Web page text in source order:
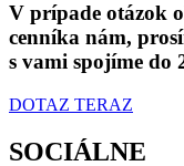
V prípade otázok
cenníka nám,
s vami spojíme do
DOTAZ TERAZ
SOCIÁLNE